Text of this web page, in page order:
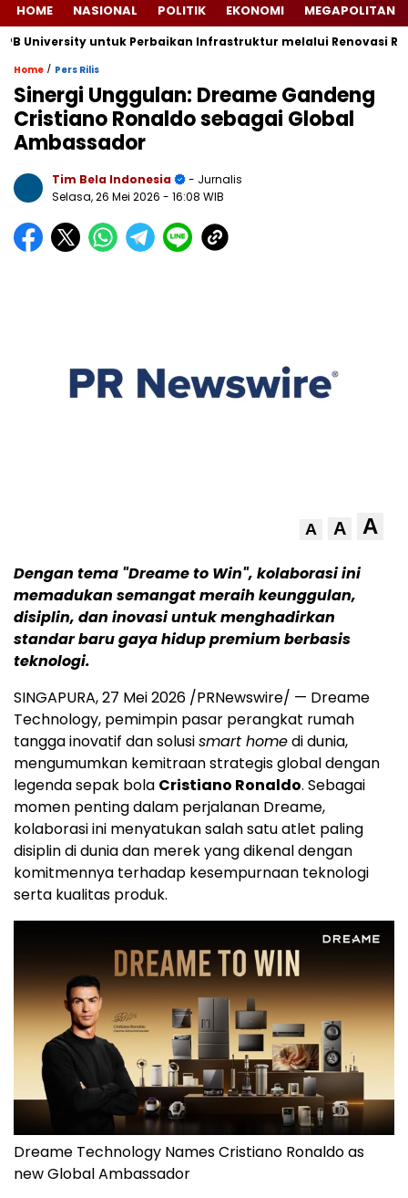
HOME NASIONAL POLITIK EKONOMI MEGAPOLITAN
untuk Perbaikan Infrastruktur melalui Renovasi Ruang
Home / Pers Rilis
Sinergi Unggulan: Dreame Gandeng
Cristiano Ronaldo sebagai Global
Ambassador
Tim Bela Indonesia
- Jurnalis
Selasa, 26 Mei 2026 - 16:08 WIB
A A A
Dengan tema "Dreame to Win", kolaborasi ini
memadukan semangat meraih keunggulan,
disiplin, dan inovasi untuk menghadirkan
standar baru gaya hidup premium berbasis
teknologi.
SINGAPURA, 27 Mei 2026 /PRNewswire/ — Dreame
Technology, pemimpin pasar perangkat rumah
tangga inovatif dan solusismart homedi dunia,
mengumumkan kemitraan strategis global dengan
legenda sepak bola Cristiano Ronaldo. Sebagai
momen penting dalam perjalanan Dreame,
kolaborasi ini menyatukan salah satu atlet paling
disiplin di dunia dan merek yang dikenal dengan
komitmennya terhadap kesempurnaan teknologi
serta kualitas produk.
Dreame Technology Names Cristiano Ronaldo as
new Global Ambassador